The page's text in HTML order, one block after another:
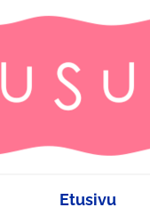
Etusivu